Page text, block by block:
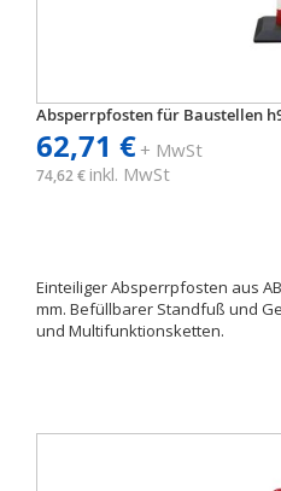
Absperrpfosten für Baustellen
62,71 €+ MwSt
74,62 € inkl. MwSt
Einteiliger Absperrpfosten aus
mm. Befüllbarer Standfuß und
und Multifunktionsketten.